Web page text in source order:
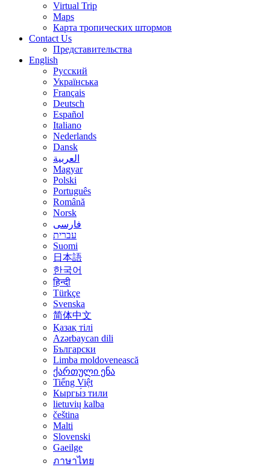
Virtual Trip
Maps
Карта тропических штормов
Contact Us
Представительства
English
Русский
Українська
Français
Deutsch
Español
Italiano
Nederlands
Dansk
العربية
Magyar
Polski
Português
Română
Norsk
فارسی
עברית
Suomi
日本語
한국어
हिन्दी
Türkçe
Svenska
简体中文
Қазақ тілі
Azərbaycan dili
Български
Limba moldovenească
ქართული ენა
Tiếng Việt
Кыргы́з тили
lietuvių kalba
čeština
Malti
Slovenski
Gaeilge
ภาษาไทย